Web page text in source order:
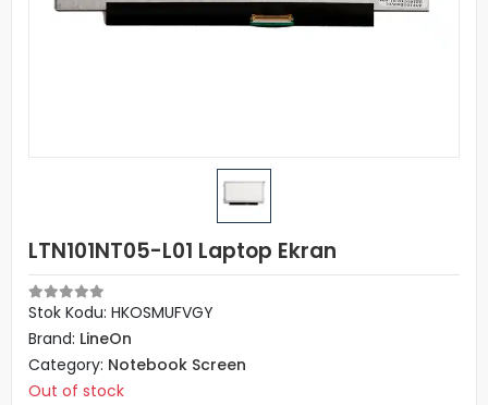
LTN101NT05-L01 Laptop Ekran
Stok Kodu: HKOSMUFVGY
Brand: LineOn
Category: Notebook Screen
Out of stock